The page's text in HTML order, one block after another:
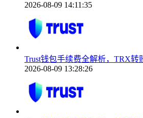
2026-08-09 14:11:35
Trust钱包手续费全解析，TRX转
2026-08-09 13:28:26